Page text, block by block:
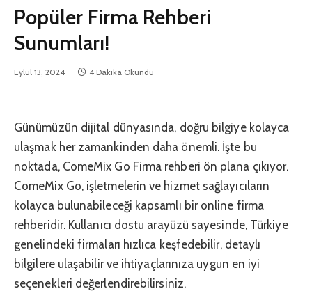
Popüler Firma Rehberi
Sunumları!
Eylül 13, 2024 4 Dakika Okundu
Günümüzün dijital dünyasında, doğru bilgiye kolayca
ulaşmak her zamankinden daha önemli. İşte bu
noktada, ComeMix Go Firma rehberi ön plana çıkıyor.
ComeMix Go, işletmelerin ve hizmet sağlayıcıların
kolayca bulunabileceği kapsamlı bir online firma
rehberidir. Kullanıcı dostu arayüzü sayesinde, Türkiye
genelindeki firmaları hızlıca keşfedebilir, detaylı
bilgilere ulaşabilir ve ihtiyaçlarınıza uygun en iyi
seçenekleri değerlendirebilirsiniz.